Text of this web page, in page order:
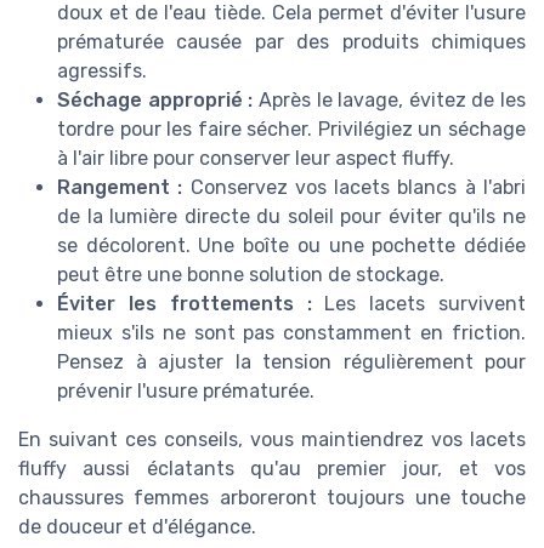
doux et de l'eau tiède. Cela permet d'éviter l'usure
prématurée causée par des produits chimiques
agressifs.
Séchage approprié : Après le lavage, évitez de les
tordre pour les faire sécher. Privilégiez un séchage
à l'air libre pour conserver leur aspect fluffy.
Rangement : Conservez vos lacets blancs à l'abri
de la lumière directe du soleil pour éviter qu'ils ne
se décolorent. Une boîte ou une pochette dédiée
peut être une bonne solution de stockage.
Éviter les frottements :Les lacets survivent
mieux s'ils ne sont pas constamment en friction.
Pensez à ajuster la tension régulièrement pour
prévenir l'usure prématurée.
En suivant ces conseils, vous maintiendrez vos lacets
fluffy aussi éclatants qu'au premier jour, et vos
chaussures femmes arboreront toujours une touche
de douceur et d'élégance.